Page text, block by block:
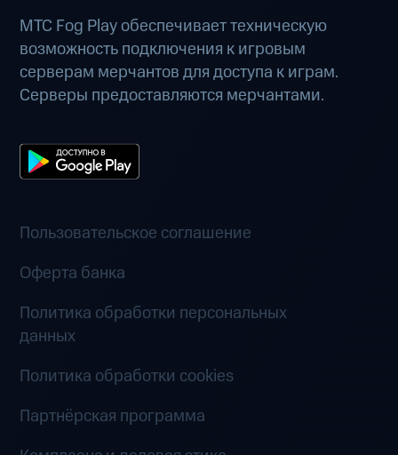
МТС Fog Play обеспечивает техническую
возможность подключения к игровым
серверам мерчантов для доступа к играм.
Серверы предоставляются мерчантами.
Пользовательское соглашение
Оферта банка
Политика обработки персональных
данных
Политика обработки cookies
Партнёрская программа